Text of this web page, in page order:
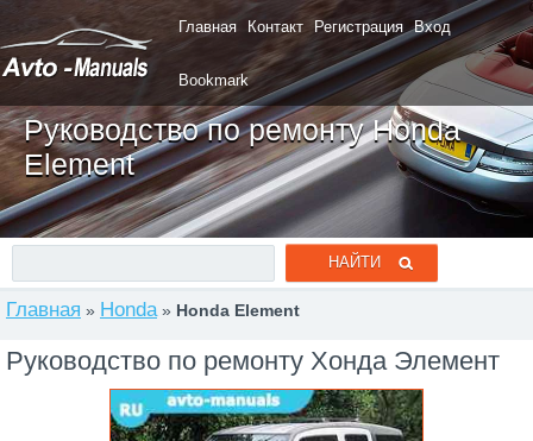
Главная Контакт Регистрация Вход
Bookmark
Руководство по ремонту Honda
Element
Главная » Honda » Honda Element
Руководство по ремонту Хонда Элемент